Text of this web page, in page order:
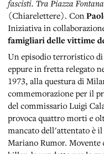
fascisti. Tra Piazza
(Chiarelettere). Con
Iniziativa in
famigliari delle vittime
Un episodio terroristico
eppure in fretta relegato
1973, alla questura di
commemorazione per il
del commissario Luigi
provoca quattro morti e
mancato dell'attentato è
Mariano Rumor.